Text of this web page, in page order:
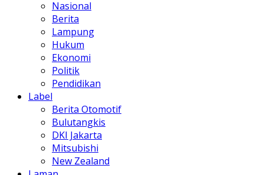
Nasional
Berita
Lampung
Hukum
Ekonomi
Politik
Pendidikan
Label
Berita Otomotif
Bulutangkis
DKI Jakarta
Mitsubishi
New Zealand